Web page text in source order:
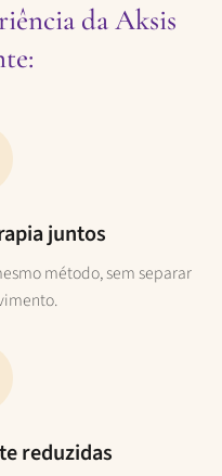
da Aksis
juntos
método, sem separar
reduzidas